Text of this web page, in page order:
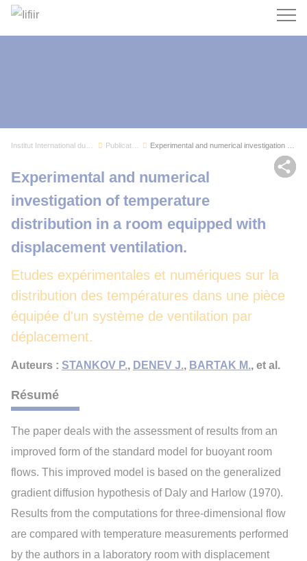
Publications
Etudes expérimentales et numériques sur la
distribution des températures dans une pièce
équipée d'un système de ventilation par
déplacement.
Experimental and numerical
investigation of temperature
distribution in a room equipped with
displacement ventilation.
Auteurs : STANKOV P., DENEV J., BARTAK M., et al.
Résumé
The paper deals with the assessment of results from an
improved form of the standard model for buoyant room
flows. This improved model is based on the generalized
gradient diffusion hypothesis of Daly and Harlow (1970).
Results from the computations for three-dimensional flow
are compared with temperature measurements performed
by the authors in a laboratory room with displacement